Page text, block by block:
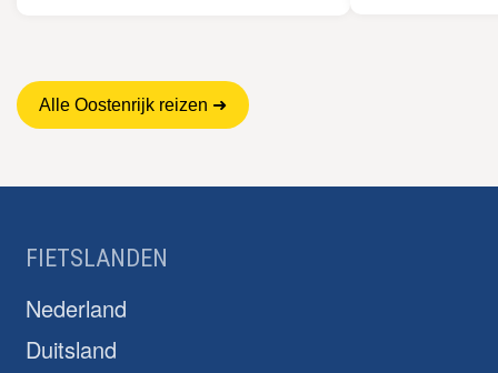
Alle Oostenrijk reizen ➜
FIETSLANDEN
Nederland
Duitsland